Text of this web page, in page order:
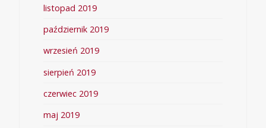
listopad 2019
październik 2019
wrzesień 2019
sierpień 2019
czerwiec 2019
maj 2019